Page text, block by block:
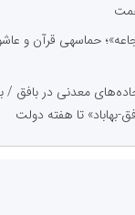
حماسهی قرآن و
بهاباد» تا هفته دولت